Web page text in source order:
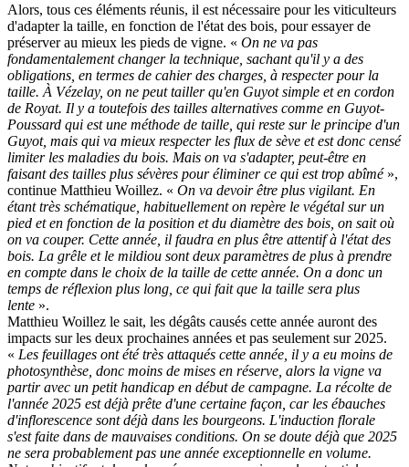
Alors, tous ces éléments réunis, il est nécessaire pour les viticulteurs
d'adapter la taille, en fonction de l'état des bois, pour essayer de
préserver au mieux les pieds de vigne. « On ne va pas
fondamentalement changer la technique, sachant qu'il y a des
obligations, en termes de cahier des charges, à respecter pour la
taille. À Vézelay, on ne peut tailler qu'en Guyot simple et en cordon
de Royat. Il y a toutefois des tailles alternatives comme en Guyot-
Poussard qui est une méthode de taille, qui reste sur le principe d'un
Guyot, mais qui va mieux respecter les flux de sève et est donc censé
limiter les maladies du bois. Mais on va s'adapter, peut-être en
faisant des tailles plus sévères pour éliminer ce qui est trop abîmé»,
continue Matthieu Woillez. « On va devoir être plus vigilant. En
étant très schématique, habituellement on repère le végétal sur un
pied et en fonction de la position et du diamètre des bois, on sait où
on va couper. Cette année, il faudra en plus être attentif à l'état des
bois. La grêle et le mildiou sont deux paramètres de plus à prendre
en compte dans le choix de la taille de cette année. On a donc un
temps de réflexion plus long, ce qui fait que la taille sera plus
lente ».
Matthieu Woillez le sait, les dégâts causés cette année auront des
impacts sur les deux prochaines années et pas seulement sur 2025.
« Les feuillages ont été très attaqués cette année, il y a eu moins de
photosynthèse, donc moins de mises en réserve, alors la vigne va
partir avec un petit handicap en début de campagne. La récolte de
l'année 2025 est déjà prête d'une certaine façon, car les ébauches
d'inflorescence sont déjà dans les bourgeons. L'induction florale
s'est faite dans de mauvaises conditions. On se doute déjà que 2025
ne sera probablement pas une année exceptionnelle en volume.